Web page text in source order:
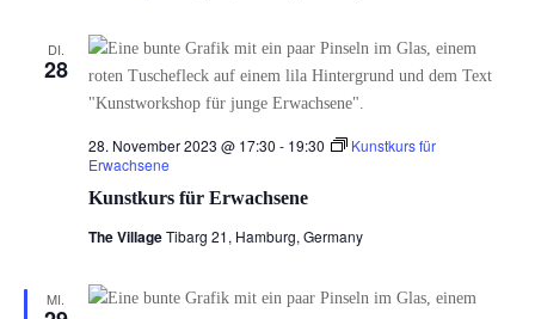
DI.
28
Kunstkurs für Erwachsene
28. November 2023 @ 17:30 - 19:30
Kunstkurs für
Erwachsene
The VillageTibarg 21, Hamburg, Germany
MI.